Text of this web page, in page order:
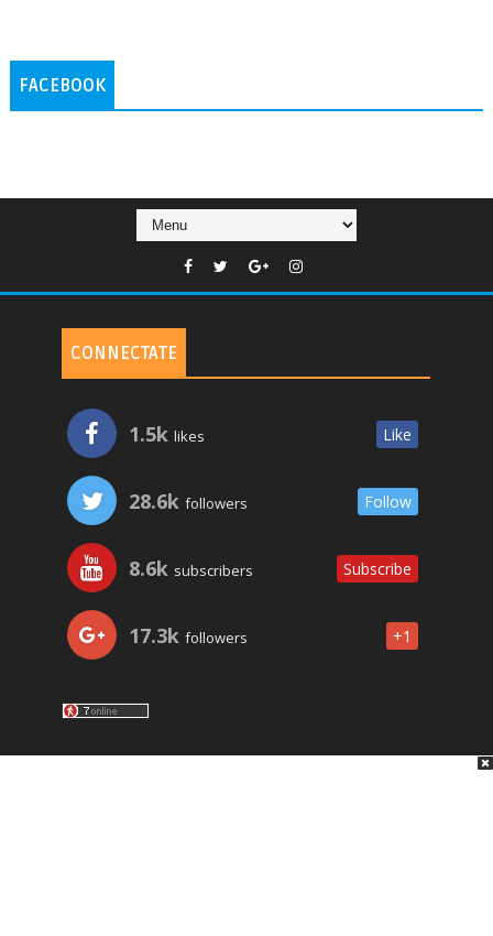
FACEBOOK
CONNECTATE
1.5k likes Like
28.6k followers Follow
8.6k subscribers Subscribe
17.3k followers +1